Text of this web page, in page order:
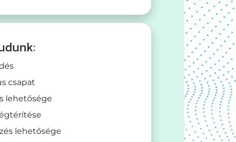
csapat
lehetősége
lehetősége